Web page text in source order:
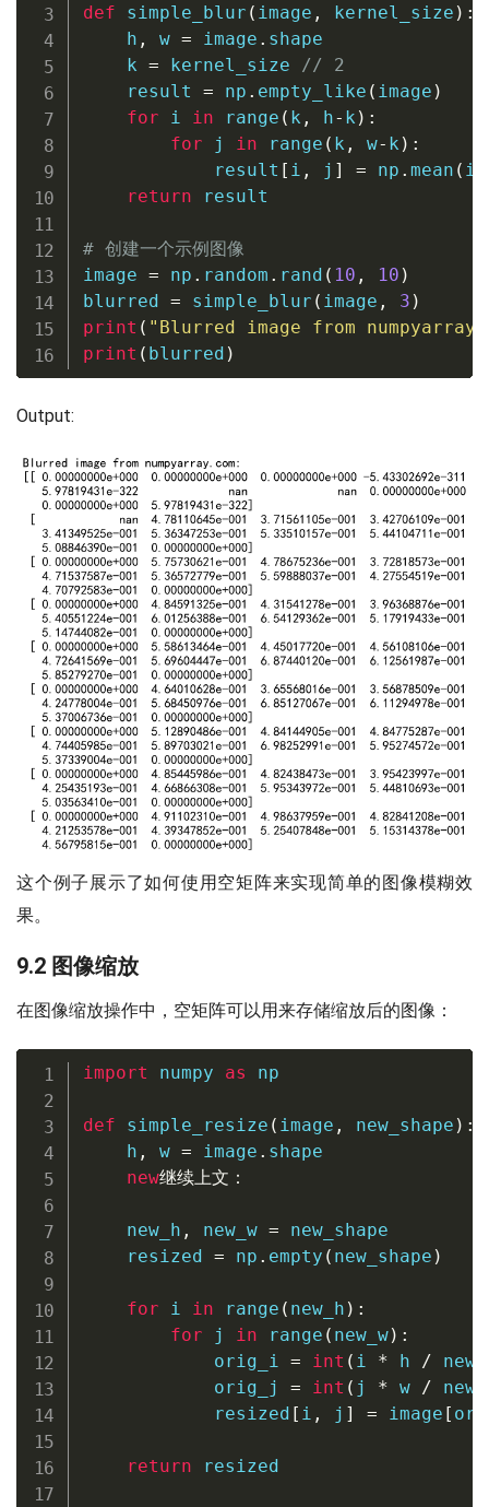
def simple_blur ( image , kernel_size ) :
    h
, w = image . shape
    k
= kernel_size //
2
    result
= np . empty_like ( image )
for i in range ( k , h- k ) :
for j in range ( k , w- k ) :
            result
[ i , j ] = np . mean (
return result
# 创建一个示例图像
image = np . random . rand ( 10 , 10 )
blurred = simple_blur ( image , 3 )
print ( "Blurred image from
print ( blurred )
Output:
这个例子展示了如何使用空矩阵来实现简单的图像模糊效
果。
9.2 图像缩放
在图像缩放操作中，空矩阵可以用来存储缩放后的图像：
import numpy as np
def simple_resize ( image , new_shape ) :
    h
, w = image . shape
new继续上文：
    new_h
, new_w = new_shape
    resized
= np . empty ( new_shape )
for i in range ( new_h ) :
for j in range ( new_w) :
            orig_i
= int ( i * h /
            orig_j
= int ( j * w /
            resized
[ i , j ] = image [
return resized